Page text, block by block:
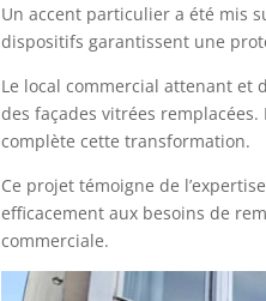
Un accent particulier a été mis
dispositifs garantissent une
Le local commercial attenant et
des façades vitrées
complète cette transformation.
Ce projet témoigne de l’expertise
efficacement aux besoins de
commerciale.